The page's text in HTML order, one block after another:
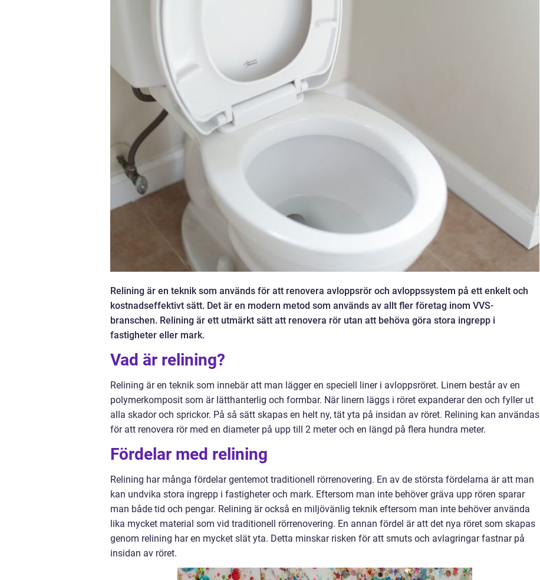
Relining är en teknik som används för att renovera avloppsrör och avloppssystem på ett enkelt och
kostnadseffektivt sätt. Det är en modern metod som används av allt fler företag inom VVS-
branschen. Relining är ett utmärkt sätt att renovera rör utan att behöva göra stora ingrepp i
fastigheter eller mark.
Vad är relining?
Relining är en teknik som innebär att man lägger en speciell liner i avloppsröret. Linern består av en
polymerkomposit som är lätthanterlig och formbar. När linern läggs i röret expanderar den och fyller ut
alla skador och sprickor. På så sätt skapas en helt ny, tät yta på insidan av röret. Relining kan användas
för att renovera rör med en diameter på upp till 2 meter och en längd på flera hundra meter.
Fördelar med relining
Relining har många fördelar gentemot traditionell rörrenovering. En av de största fördelarna är att man
kan undvika stora ingrepp i fastigheter och mark. Eftersom man inte behöver gräva upp rören sparar
man både tid och pengar. Relining är också en miljövänlig teknik eftersom man inte behöver använda
lika mycket material som vid traditionell rörrenovering. En annan fördel är att det nya röret som skapas
genom relining har en mycket slät yta. Detta minskar risken för att smuts och avlagringar fastnar på
insidan av röret.